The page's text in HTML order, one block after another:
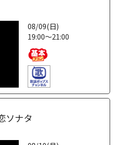
08/09(日)
19:00～21:00
ソナタ